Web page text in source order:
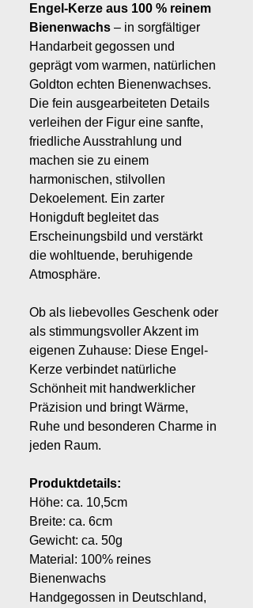
Engel-Kerze aus 100 % reinem
Bienenwachs – in sorgfältiger
Handarbeit gegossen und
geprägt vom warmen, natürlichen
Goldton echten Bienenwachses.
Die fein ausgearbeiteten Details
verleihen der Figur eine sanfte,
friedliche Ausstrahlung und
machen sie zu einem
harmonischen, stilvollen
Dekoelement. Ein zarter
Honigduft begleitet das
Erscheinungsbild und verstärkt
die wohltuende, beruhigende
Atmosphäre.
Ob als liebevolles Geschenk oder
als stimmungsvoller Akzent im
eigenen Zuhause: Diese Engel-
Kerze verbindet natürliche
Schönheit mit handwerklicher
Präzision und bringt Wärme,
Ruhe und besonderen Charme in
jeden Raum.
Produktdetails:
Höhe: ca. 10,5cm
Breite: ca. 6cm
Gewicht: ca. 50g
Material: 100% reines
Bienenwachs
Handgegossen in Deutschland,